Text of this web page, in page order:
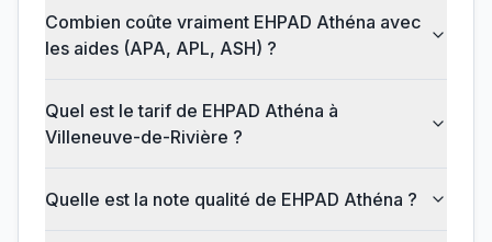
Combien coûte vraiment EHPAD Athéna avec
les aides (APA, APL, ASH) ?
Quel est le tarif de EHPAD Athéna à
Villeneuve-de-Rivière ?
Quelle est la note qualité de EHPAD Athéna ?